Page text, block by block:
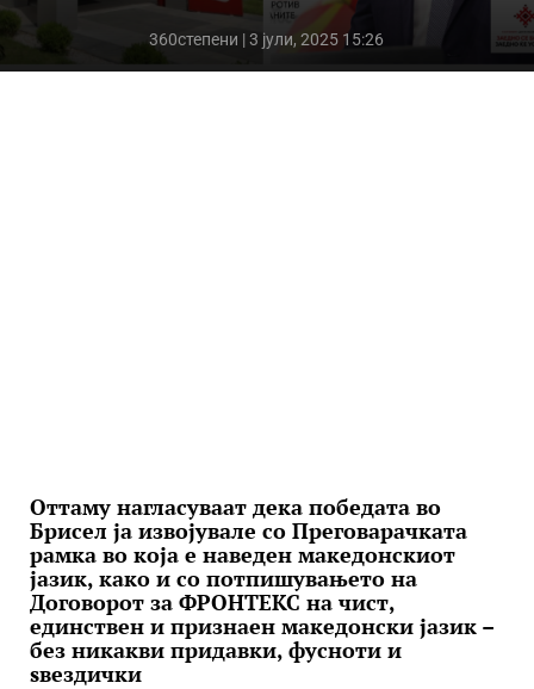
360степени | 3 јули, 2025 15:26
Оттаму нагласуваат дека победата во
Брисел ја извојувале со Преговарачката
рамка во која е наведен македонскиот
јазик, како и со потпишувањето на
Договорот за ФРОНТЕКС на чист,
единствен и признаен македонски јазик –
без никакви придавки, фусноти и
ѕвездички